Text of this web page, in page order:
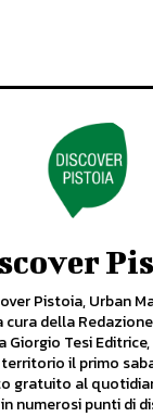
Pistoia, Urban
della
Giorgio Tesi
il primo
gratuito al
numerosi punti di